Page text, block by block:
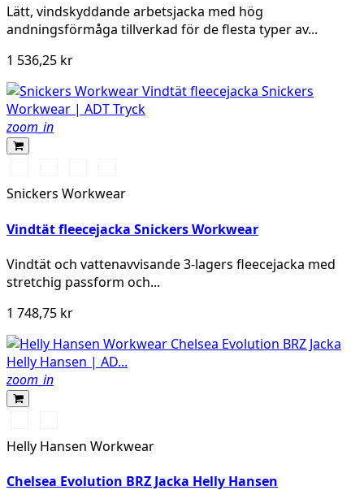
Lätt, vindskyddande arbetsjacka med hög
andningsförmåga tillverkad för de flesta typer av...
1 536,25 kr
zoom_in
marinblå
stålgrå
Snickers Workwear
Vindtät fleecejacka Snickers Workwear
Vindtät och vattenavvisande 3-lagers fleecejacka med
stretchig passform och...
1 748,75 kr
zoom_in
NAVYBLACK
Helly Hansen Workwear
Chelsea Evolution BRZ Jacka Helly Hansen